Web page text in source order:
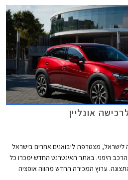
אונליין
לישראל, מצטרפת ליבואנים אחרים בישראל
היפני. באתר האינטרנט החדש ימכרו כל
ערוץ המכירה החדש מהווה אופציה